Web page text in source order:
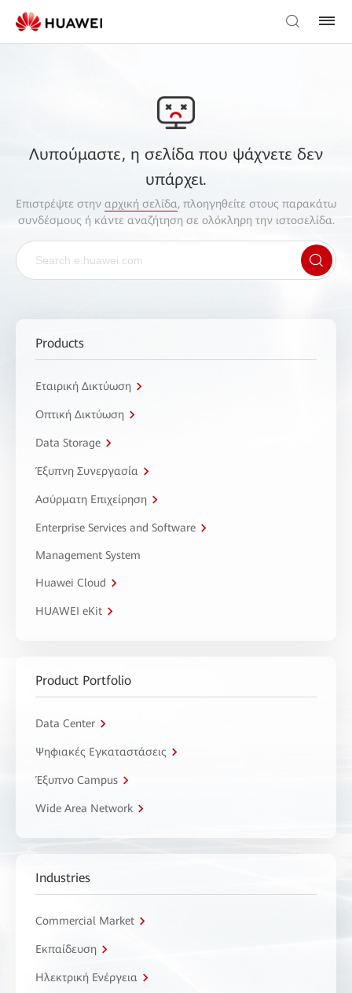
Λυπούμαστε, η σελίδα που ψάχνετε δεν
υπάρχει.
Επιστρέψτε στην αρχική σελίδα, πλοηγηθείτε στους παρακάτω
συνδέσμους ή κάντε αναζήτηση σε ολόκληρη την ιστοσελίδα.
Products
Εταιρική Δικτύωση
Οπτική Δικτύωση
Data Storage
Έξυπνη Συνεργασία
Ασύρματη Επιχείρηση
Enterprise Services and Software
Management System
Huawei Cloud
HUAWEI eKit
Product Portfolio
Data Center
Ψηφιακές Εγκαταστάσεις
Έξυπνο Campus
Wide Area Network
Industries
Commercial Market
Εκπαίδευση
Ηλεκτρική Ενέργεια